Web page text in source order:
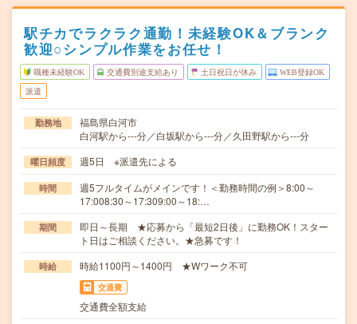
駅チカでラクラク通勤！未経験OK＆ブランク
歓迎○シンプル作業をお任せ！
職種未経験OK 交通費別途支給あり 土日祝日が休み WEB登録OK
派遣
勤務地
福島県白河市
白河駅から---分／白坂駅から---分／久田野駅から---分
曜日頻度 週5日 ※派遣先による
時間
週5フルタイムがメインです！＜勤務時間の例＞8:00～
17:008:30～17:309:00～18:…
期間
即日～長期 ★応募から「最短2日後」に勤務OK！スター
ト日はご相談ください。★急募です！
時給 時給1100円～1400円 ★Wワーク不可
交通費
交通費全額支給